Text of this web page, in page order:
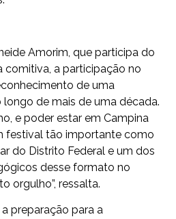
Amorim, que participa do
comitiva, a participação no
de uma
de mais de uma década.
e poder estar em Campina
festival tão importante como
do Distrito Federal e um dos
desse formato no
orgulho”, ressalta.
preparação para a